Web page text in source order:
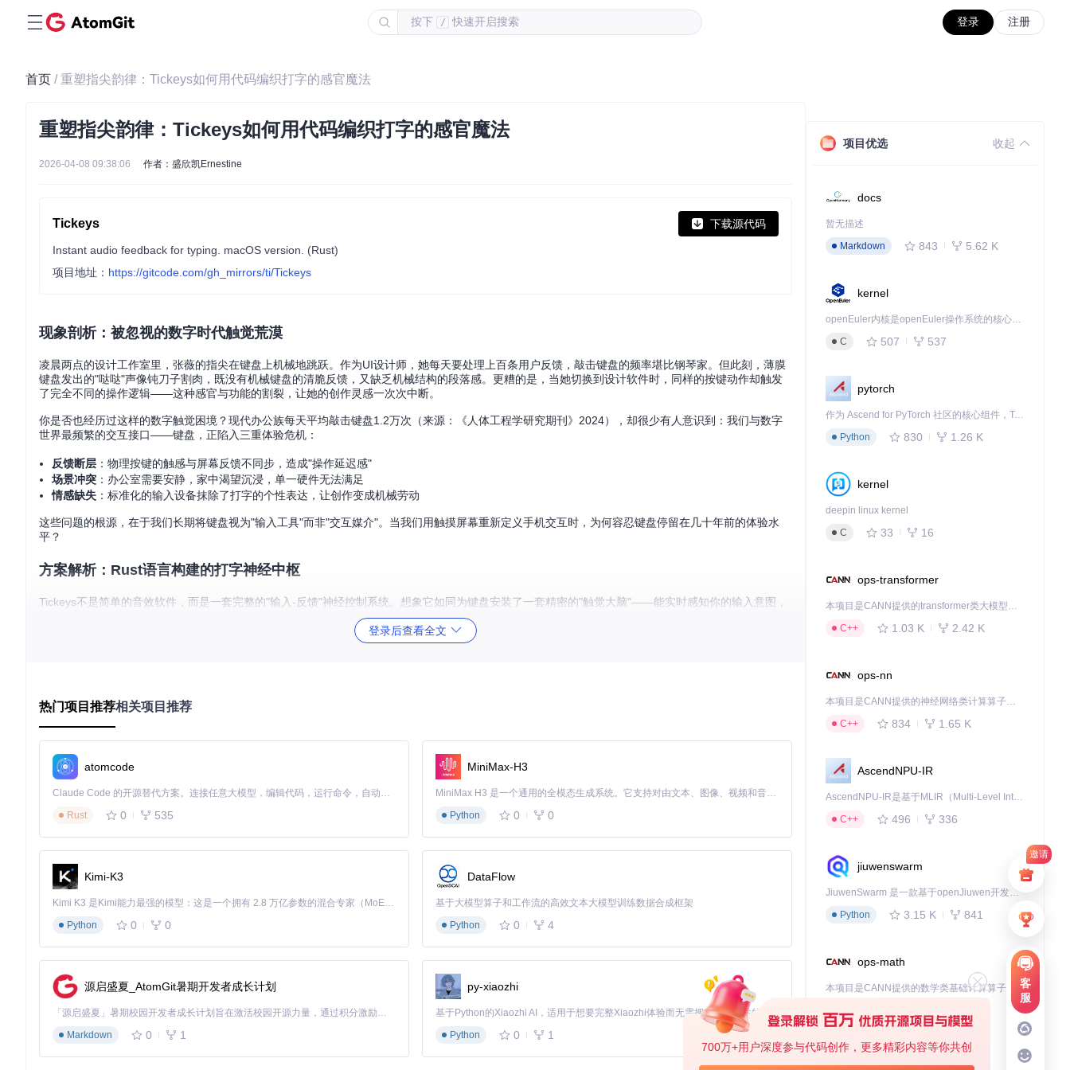
按下 / 快速开启搜索 登录 注册
邀请
客
服
700万+用户深度参与代码创作，更多精彩内容等你共创
首页 / 重塑指尖韵律：Tickeys如何用代码编织打字的感官魔法
重塑指尖韵律：Tickeys如何用代码编织打字的感官魔法
2026-04-08 09:38:06 作者：盛欣凯Ernestine
Tickeys 下载源代码
Instant audio feedback for typing. macOS version. (Rust)
项目地址： https://gitcode.com/gh_mirrors/ti/Tickeys
现象剖析：被忽视的数字时代触觉荒漠
凌晨两点的设计工作室里，张薇的指尖在键盘上机械地跳跃。作为UI设计师，她每天要处理上百条用户反馈，敲击键盘的频率堪比钢琴家。但此刻，薄膜
键盘发出的"哒哒"声像钝刀子割肉，既没有机械键盘的清脆反馈，又缺乏机械结构的段落感。更糟的是，当她切换到设计软件时，同样的按键动作却触发
了完全不同的操作逻辑——这种感官与功能的割裂，让她的创作灵感一次次中断。
你是否也经历过这样的数字触觉困境？现代办公族每天平均敲击键盘1.2万次（来源：《人体工程学研究期刊》2024），却很少有人意识到：我们与数字
世界最频繁的交互接口——键盘，正陷入三重体验危机：
反馈断层 ：物理按键的触感与屏幕反馈不同步，造成"操作延迟感"
场景冲突 ：办公室需要安静，家中渴望沉浸，单一硬件无法满足
情感缺失 ：标准化的输入设备抹除了打字的个性表达，让创作变成机械劳动
这些问题的根源，在于我们长期将键盘视为"输入工具"而非"交互媒介"。当我们用触摸屏幕重新定义手机交互时，为何容忍键盘停留在几十年前的体验水
平？
方案解析：Rust语言构建的打字神经中枢
Tickeys不是简单的音效软件，而是一套完整的"输入-反馈"神经控制系统。想象它如同为键盘安装了一套精密的"触觉大脑"——能实时感知你的输入意图，
根据场景智能调节反馈模式，让每一次按键都成为有意义的感官对话。
资源占用：主流音效软件平均占用25-40MB内存（来源：MacOS活动监视器实测数据），相当于后台运行一个轻量级IDE
场景僵化：无法根据应用类型、使用时间、环境噪音等变量动态调整反馈策略
方案对比：重新定义打字反馈的技术坐标系
技术维度
响应速度
开发语言
Swift/Java C/C++
Rust
系统权限
用户级
表：打字反馈技术方案对比（数据来源：作者在2024款MacBook Pro实测）
核心突破：Rust语言的三大技术魔法
Tickeys采用Rust语言开发，创造了独特的"微内核反馈架构"：
零成本抽象的事件捕获
通过CGEventTap API实现系统级键盘事件监听，这就像在键盘神经末梢安装了高速传感器，能在10ms内完成"按键按下→事件捕获"的全过程。Rust的
所有权模型确保了内存安全，避免了传统C语言实现中的内存泄漏问题。
内置OpenAL音频处理模块，采用"预加载+缓存"策略，将常用音效文件常驻内存。这类似于DJ的混音台，能根据按键频率和力度动态调整音效参数，
登录后查看全文
热门项目推荐相关项目推荐
atomcode
Claude Code 的开源替代方案。连接任意大模型，编辑代码，运行命令，自动验证 — 全自动执行。用 Rust 构建，极致性能。 ｜ An open-source alternative to Claude Code. Connect any LLM, edit code, run commands, and verify changes — autonomously. Built in Rust for speed. Get Started
Rust
0 535
MiniMax-H3
MiniMax H3 是一个通用的全模态生成系统。它支持对由文本、图像、视频和音频组成的多模态上下文进行统一理解，并能生成分辨率高达 2K、时长可达 15 秒的带原生立体声音频的视频。得益于面向任务泛化的系统设计，H3 在预训练阶段就已具备广泛的多模态上下文理解与生成能力，能够出色地执行复杂的多模态指令。
Python
0 0
Kimi-K3
Kimi K3 是Kimi能力最强的模型：这是一个拥有 2.8 万亿参数的混合专家（MoE）模型，具备原生视觉理解能力，并支持 100 万 token 的上下文窗口。
Python
0 0
DataFlow
基于大模型算子和工作流的高效文本大模型训练数据合成框架
Python
0 4
源启盛夏_AtomGit暑期开发者成长计划
「源启盛夏」暑期校园开发者成长计划旨在激活校园开源力量，通过积分激励、认证扶持、资源倾斜等形式，引导高校组织和开发者完成「入驻 — 建项目 — 做贡献 — 获认证 — 得资源」的完整闭环。无论你是想带领社团入驻平台的组织者，还是希望用代码贡献证明自己的开发者，都能在这里找到属于你的成长路径。
Markdown
0 1
py-xiaozhi
基于Python的Xiaozhi AI，适用于想要完整Xiaozhi体验而无需拥有专用硬件的用户。
Python
0 1
项目优选 收起
docs
暂无描述
Markdown
843 5.62 K
kernel
openEuler内核是openEuler操作系统的核心，既是系统性能与稳定性的基石，也是连接处理器、设备与服务的桥梁。
C
507 537
pytorch
作为 Ascend for PyTorch 社区的核心组件，TorchNPU 是昇腾专为 PyTorch 打造的深度学习适配插件，使 PyTorch 框架能够直接调用昇腾 NPU，为开发者提供昇腾 AI 处理器的超强算力。
Python
830 1.26 K
kernel
deepin linux kernel
C
33 16
ops-transformer
本项目是CANN提供的transformer类大模型算子库，实现网络在NPU上加速计算。
C++
1.03 K 2.42 K
ops-nn
本项目是CANN提供的神经网络类计算算子库，实现网络在NPU上加速计算。
C++
834 1.65 K
AscendNPU-IR
AscendNPU-IR是基于MLIR（Multi-Level Intermediate Representation）构建的，面向昇腾亲和算子编译时使用的中间表示，提供昇腾完备表达能力，通过编译优化提升昇腾AI处理器计算效率，支持通过生态框架使能昇腾AI处理器与深度调优
C++
496 336
jiuwenswarm
JiuwenSwarm 是一款基于openJiuwen开发的智能AI Agent，它能够将大语言模型的强大能力，通过你日常使用的各类通讯应用，直接延伸至你的指尖。
Python
3.15 K 841
ops-math
C++
deveco-code